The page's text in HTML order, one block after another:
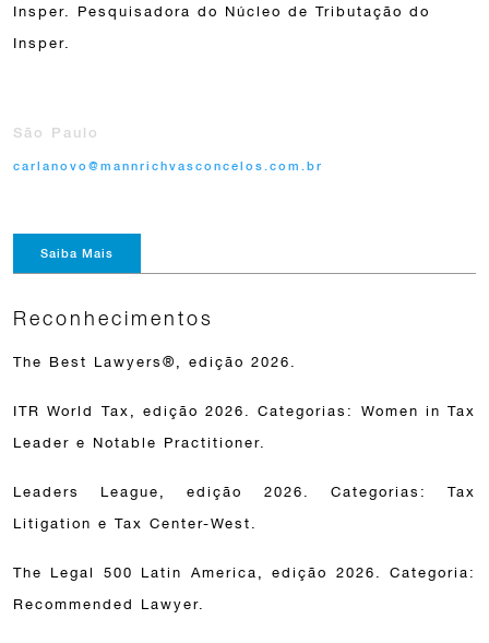
Insper. Pesquisadora do Núcleo de Tributação do
Insper.
São Paulo
carlanovo@mannrichvasconcelos.com.br
Saiba Mais
Reconhecimentos
The Best Lawyers®, edição 2026.
ITR World Tax, edição 2026. Categorias: Women in Tax
Leader e Notable Practitioner.
Leaders League, edição 2026. Categorias: Tax
Litigation e Tax Center-West.
The Legal 500 Latin America, edição 2026. Categoria:
Recommended Lawyer.